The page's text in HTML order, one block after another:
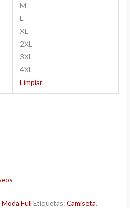
M
L
XL
2XL
3XL
4XL
Limpiar
Moda Full Etiquetas:Camiseta,